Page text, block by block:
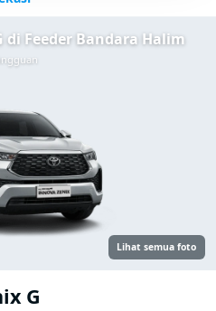
di Feeder Bandara Halim
Lihat semua foto
G